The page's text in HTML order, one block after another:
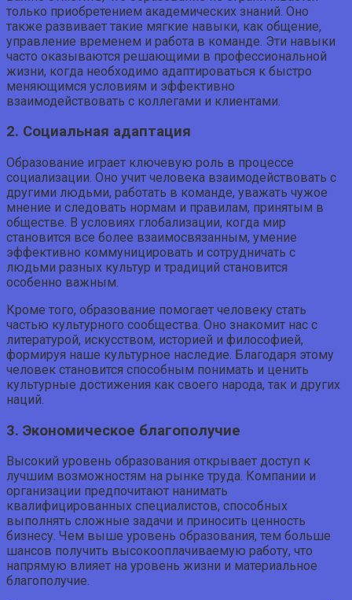
только приобретением академических знаний. Оно
также развивает такие мягкие навыки, как общение,
управление временем и работа в команде. Эти навыки
часто оказываются решающими в профессиональной
жизни, когда необходимо адаптироваться к быстро
меняющимся условиям и эффективно
взаимодействовать с коллегами и клиентами.
2. Социальная адаптация
Образование играет ключевую роль в процессе
социализации. Оно учит человека взаимодействовать с
другими людьми, работать в команде, уважать чужое
мнение и следовать нормам и правилам, принятым в
обществе. В условиях глобализации, когда мир
становится все более взаимосвязанным, умение
эффективно коммуницировать и сотрудничать с
людьми разных культур и традиций становится
особенно важным.
Кроме того, образование помогает человеку стать
частью культурного сообщества. Оно знакомит нас с
литературой, искусством, историей и философией,
формируя наше культурное наследие. Благодаря этому
человек становится способным понимать и ценить
культурные достижения как своего народа, так и других
наций.
3. Экономическое благополучие
Высокий уровень образования открывает доступ к
лучшим возможностям на рынке труда. Компании и
организации предпочитают нанимать
квалифицированных специалистов, способных
выполнять сложные задачи и приносить ценность
бизнесу. Чем выше уровень образования, тем больше
шансов получить высокооплачиваемую работу, что
напрямую влияет на уровень жизни и материальное
благополучие.